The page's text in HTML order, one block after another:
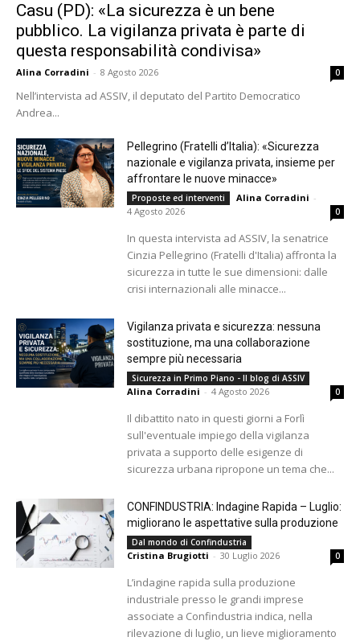
Casu (PD): «La sicurezza è un bene
pubblico. La vigilanza privata è parte di
questa responsabilità condivisa»
Alina Corradini - 8 Agosto 2026 0
Nell’intervista ad ASSIV, il deputato del Partito Democratico
Andrea...
Pellegrino (Fratelli d’Italia): «Sicurezza
nazionale e vigilanza privata, insieme per
affrontare le nuove minacce»
Proposte ed interventi Alina Corradini -
4 Agosto 2026
0
In questa intervista ad ASSIV, la senatrice
Cinzia Pellegrino (Fratelli d'Italia) affronta la
sicurezza in tutte le sue dimensioni: dalle
crisi internazionali alle minacce...
Vigilanza privata e sicurezza: nessuna
sostituzione, ma una collaborazione
sempre più necessaria
Sicurezza in Primo Piano - Il blog di ASSIV
Alina Corradini - 4 Agosto 2026 0
Il dibattito nato in questi giorni a Forlì
sull'eventuale impiego della vigilanza
privata a supporto delle esigenze di
sicurezza urbana ripropone un tema che...
CONFINDUSTRIA: Indagine Rapida – Luglio:
migliorano le aspettative sulla produzione
Dal mondo di Confindustria
Cristina Brugiotti - 30 Luglio 2026 0
L’indagine rapida sulla produzione
industriale presso le grandi imprese
associate a Confindustria indica, nella
rilevazione di luglio, un lieve miglioramento